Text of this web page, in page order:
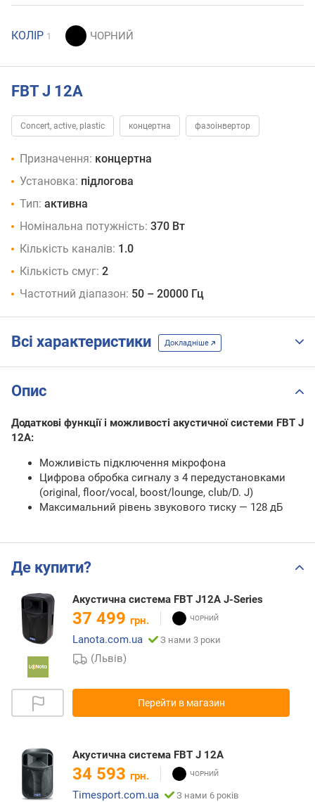
КОЛІР 1
FBT J 12A
Concert, active, plastic концертна фазоінвертор
Призначення: концертна
Установка: підлогова
Тип: активна
Номінальна потужність: 370 Вт
Кількість каналів: 1.0
Кількість смуг: 2
Частотний діапазон: 50 – 20000 Гц
Всі характеристики Докладніше
Опис
Додаткові функції і можливості акустичної системи FBT J
12A:
Можливість підключення мікрофона
Цифрова обробка сигналу з 4 передустановками
(original, floor/vocal, boost/lounge, club/D. J)
Максимальний рівень звукового тиску — 128 дБ
Де купити?
Акустична система FBT J12A J-Series
37 499 грн.
Lanota.com.ua
З нами 3 роки
(Львів)
Перейти в магазин
Акустична система FBT J 12A
34 593 грн.
Timesport.com.ua
З нами 6 років